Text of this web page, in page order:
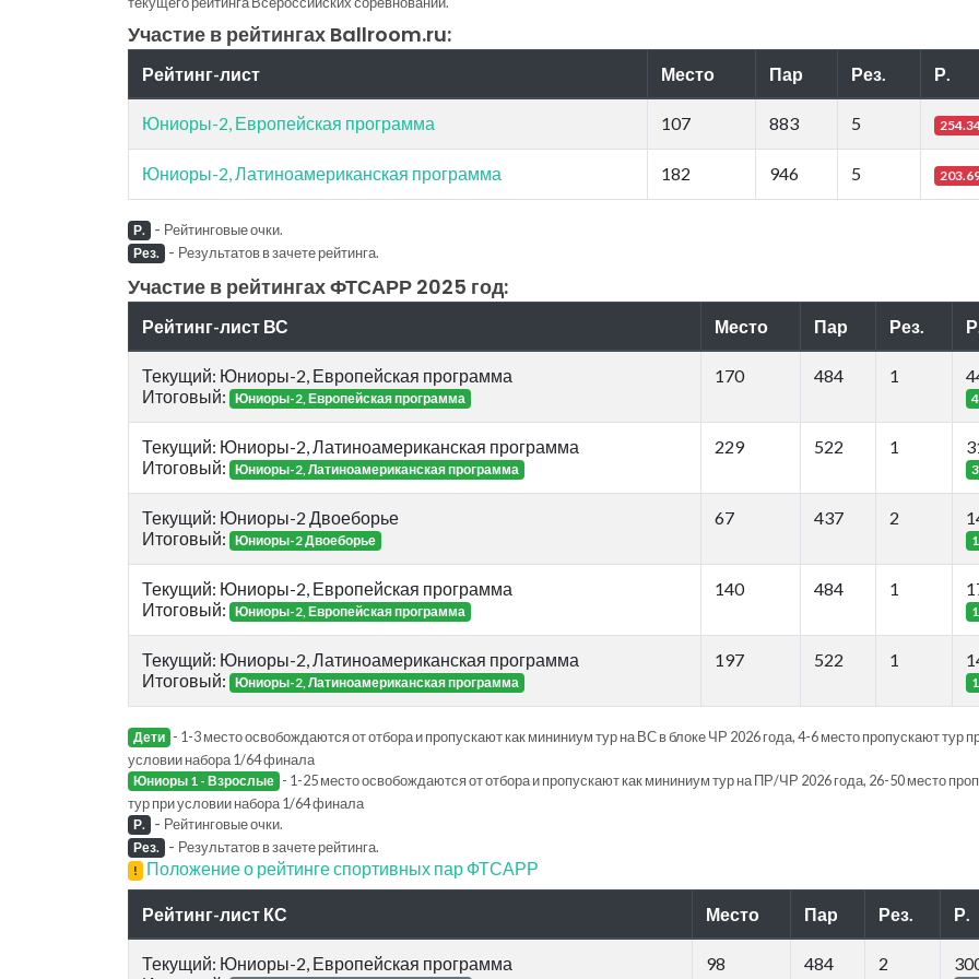
Участие в рейтингах Ballroom.ru:
Рейтинг-лист Место Пар Рез. Р.
Юниоры-2, Европейская программа 107 883 5
Юниоры-2, Латиноамериканская программа 182 946 5
Р. - Рейтинговые очки.
Рез. - Результатов в зачете рейтинга.
Участие в рейтингах ФТСАРР 2025 год:
Рейтинг-лист ВС Место Пар Рез.
Текущий: Юниоры-2, Европейская программа
Итоговый: Юниоры-2, Европейская программа
170 484 1
Текущий: Юниоры-2, Латиноамериканская программа
Итоговый: Юниоры-2, Латиноамериканская программа
229 522 1
Текущий: Юниоры-2 Двоеборье
Итоговый: Юниоры-2 Двоеборье
67 437 2
Текущий: Юниоры-2, Европейская программа
Итоговый: Юниоры-2, Европейская программа
140 484 1
Текущий: Юниоры-2, Латиноамериканская программа
Итоговый: Юниоры-2, Латиноамериканская программа
197 522 1
Дети - 1-3 место освобождаются от отбора и пропускают как мининиум тур на ВС в блоке ЧР 2026 года, 4-6 место пропускают тур
условии набора 1/64 финала
Юниоры 1 - Взрослые - 1-25 место освобождаются от отбора и пропускают как мининиум тур на ПР/ЧР 2026 года, 26-50 место
тур при условии набора 1/64 финала
Р. - Рейтинговые очки.
Рез. - Результатов в зачете рейтинга.
! Положение о рейтинге спортивных пар ФТСАРР
Рейтинг-лист КС Место Пар Рез. Р.
Текущий: Юниоры-2, Европейская программа
98 484 2